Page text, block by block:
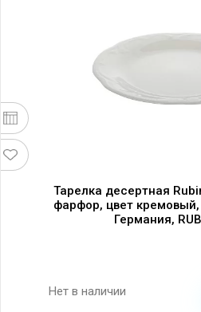
Тарелка десертная
фарфор, цвет кремовый,
Германия,
Нет в наличии